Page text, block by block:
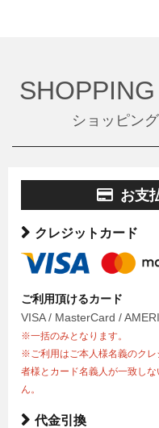
ショッピン
お支
クレジットカード
ご利用頂けるカード
VISA / MasterCard /
※一括のみとなります。
※ご利用はご本人様名義のクレ
者様とカード名義人が一致し
ん。
代金引換